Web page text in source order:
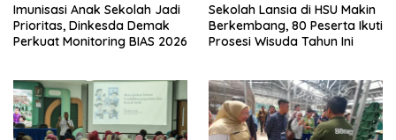
Imunisasi Anak Sekolah Jadi
Prioritas, Dinkesda Demak
Perkuat Monitoring BIAS 2026
Sekolah Lansia di HSU Makin
Berkembang, 80 Peserta Ikuti
Prosesi Wisuda Tahun Ini